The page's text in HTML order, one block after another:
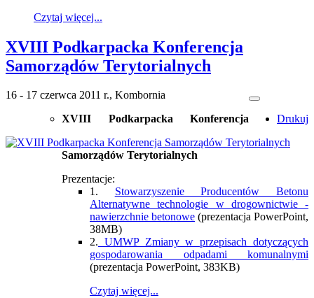
Czytaj więcej...
XVIII Podkarpacka Konferencja
Samorządów Terytorialnych
Drukuj
16 - 17 czerwca 2011 r., Kombornia
XVIII Podkarpacka Konferencja
Samorządów Terytorialnych
Prezentacje:
1. Stowarzyszenie Producentów Betonu
Alternatywne technologie w drogownictwie -
nawierzchnie betonowe (prezentacja PowerPoint,
38MB)
2. UMWP Zmiany w przepisach dotyczących
gospodarowania odpadami komunalnymi
(prezentacja PowerPoint, 383KB)
Czytaj więcej...